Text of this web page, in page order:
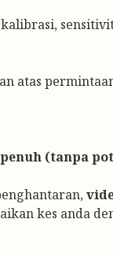
atas
(tanpa
kes anda